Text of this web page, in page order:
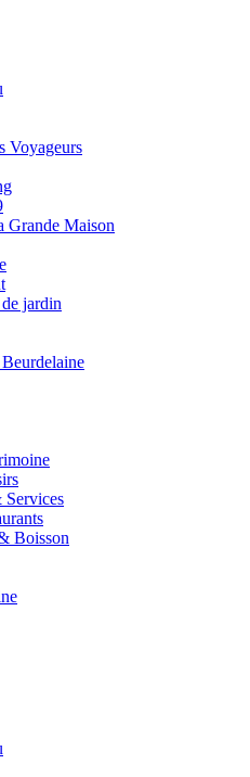
Voyageurs
Grande Maison
jardin
Services
Boisson